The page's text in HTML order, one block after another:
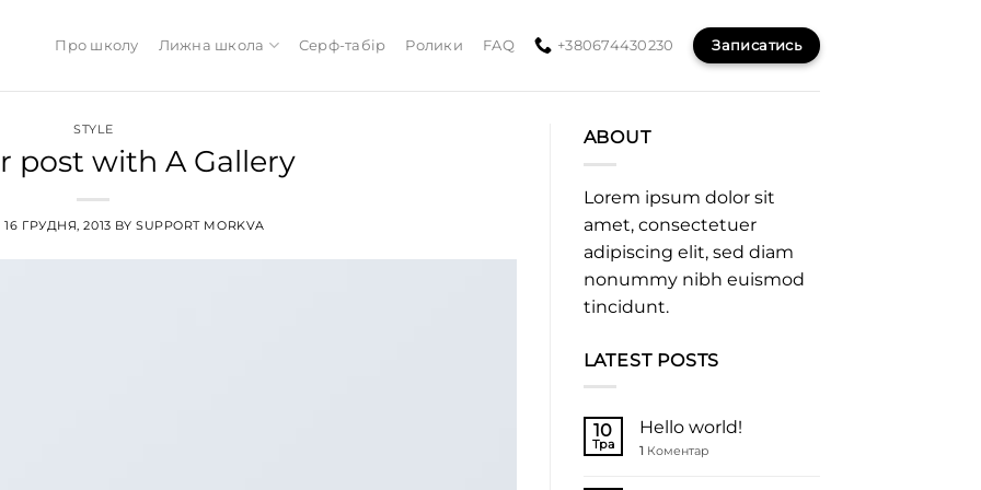
Про школу Лижна школа Серф-табір Ролики FAQ +380674430230 Записатись
STYLE
post with A Gallery
16 ГРУДНЯ, 2013 BY SUPPORT MORKVA
ABOUT
Lorem ipsum dolor sit
amet, consectetuer
adipiscing elit, sed diam
nonummy nibh euismod
tincidunt.
LATEST POSTS
10
Тра
Hello world!
1 Коментар